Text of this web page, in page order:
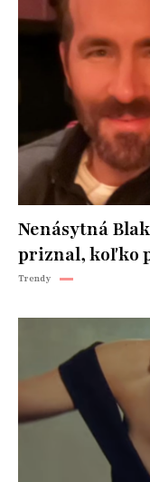
Nenásytná
priznal, koľko
Trendy